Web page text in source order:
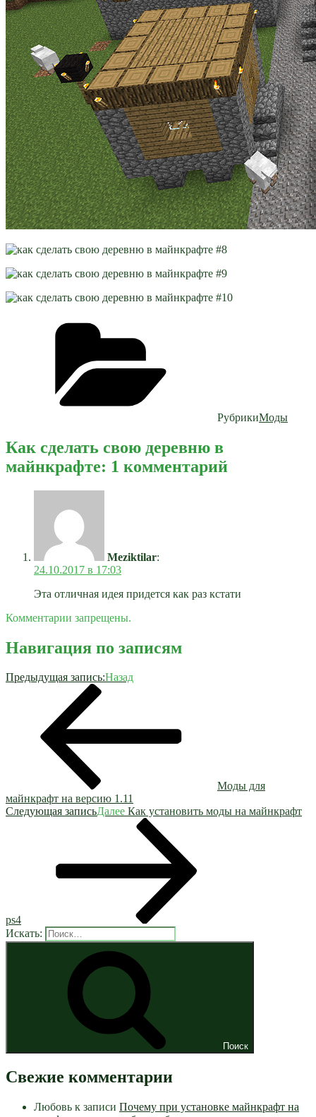
РубрикиМоды
Как сделать свою деревню в
майнкрафте: 1 комментарий
Meziktilar:
24.10.2017 в 17:03
Эта отличная идея придется как раз кстати
Комментарии запрещены.
Навигация по записям
Предыдущая запись:Назад
Моды для
майнкрафт на версию 1.11
Следующая записьДалее Как установить моды на майнкрафт
ps4
Искать:
Поиск
Свежие комментарии
Любовь к записи Почему при установке майнкрафт на